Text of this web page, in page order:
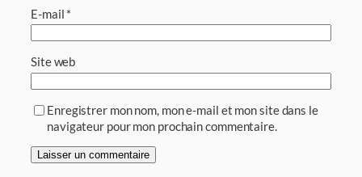
E-mail *
Site web
Enregistrer mon nom, mon e-mail et mon site dans le
navigateur pour mon prochain commentaire.